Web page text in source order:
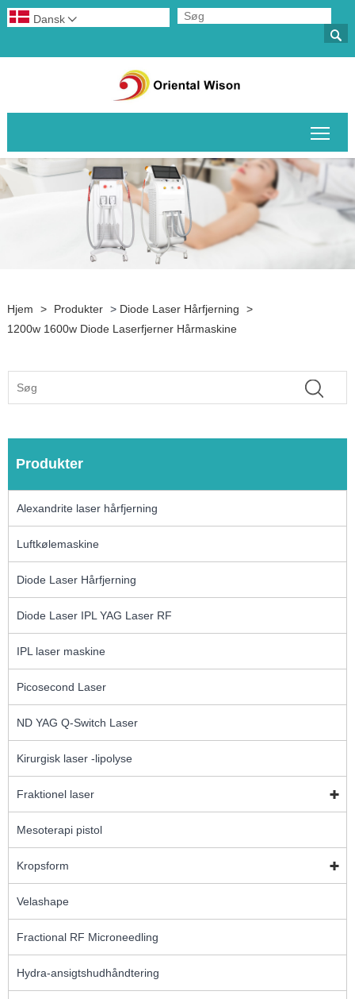

Dansk 
Hjem > Produkter > Diode Laser Hårfjerning
>
1200w 1600w Diode Laserfjerner Hårmaskine
Produkter
Alexandrite laser hårfjerning
Luftkølemaskine
Diode Laser Hårfjerning
Diode Laser IPL YAG Laser RF
IPL laser maskine
Picosecond Laser
ND YAG Q-Switch Laser
Kirurgisk laser -lipolyse
Fraktionel laser
Mesoterapi pistol
Kropsform
Velashape
Fractional RF Microneedling
Hydra-ansigtshudhåndtering